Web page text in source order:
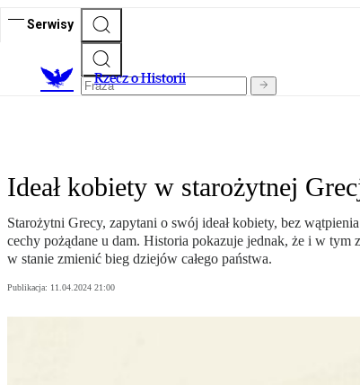
Serwisy
Rzecz o Historii
Ideał kobiety w starożytnej
Starożytni Grecy, zapytani o swój ideał kobiety, bez
cechy pożądane u dam. Historia pokazuje jednak, że i w
w stanie zmienić bieg dziejów całego państwa.
Publikacja: 11.04.2024 21:00